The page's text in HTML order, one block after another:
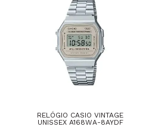
RELÓGIO CASIO VINTAGE
UNISSEX A168WA-8AYDF